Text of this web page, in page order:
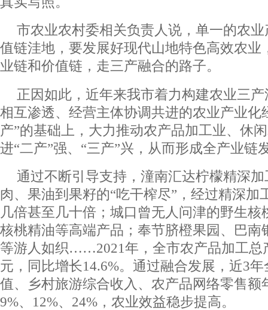
市农业农村委相关负责人说，单一的农
值链洼地，要发展好现代山地特色高效农业
业链和价值链，走三产融合的路子。
正因如此，近年来我市着力构建农业三
相互渗透、经营主体协调共进的农业产业化
产”的基础上，大力推动农产品加工业、休
进“二产”强、“三产”兴，从而形成全产业链
通过不断引导支持，潼南汇达柠檬精深
肉、果油到果籽的“吃干榨尽”，经过精深加
几倍甚至几十倍；城口曾无人问津的野生核
核桃精油等高端产品；奉节脐橙果园、巴南
等游人如织……2021年，全市农产品加工总
元，同比增长14.6%。通过融合发展，近3
值、乡村旅游综合收入、农产品网络零售额
9%、12%、24%，农业效益稳步提高。